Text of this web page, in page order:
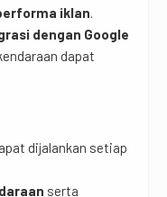
iklan.
dengan Google
dapat
dijalankan setiap
serta